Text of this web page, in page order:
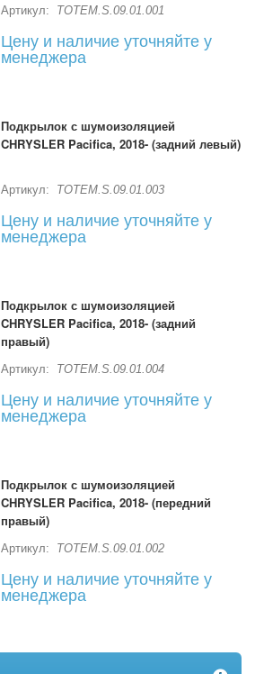
Артикул: TOTEM.S.09.01.001
Цену и наличие уточняйте у
менеджера
Подкрылок с шумоизоляцией
CHRYSLER Pacifica, 2018- (задний левый)
Артикул: TOTEM.S.09.01.003
Цену и наличие уточняйте у
менеджера
Подкрылок с шумоизоляцией
CHRYSLER Pacifica, 2018- (задний
правый)
Артикул: TOTEM.S.09.01.004
Цену и наличие уточняйте у
менеджера
Подкрылок с шумоизоляцией
CHRYSLER Pacifica, 2018- (передний
правый)
Артикул: TOTEM.S.09.01.002
Цену и наличие уточняйте у
менеджера